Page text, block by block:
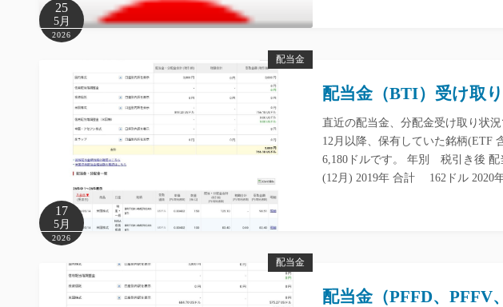
25
5月
2026
配当金
17
5月
2026
配当金（BTI）受け取
直近の配当金、分配金受け取り状
12月以降、保有していた銘柄(ETF
6,180ドルです。 年別 税引き後
(12月) 2019年 合計 162ドル 2020
配当金
配当金（PFFD、PFFV